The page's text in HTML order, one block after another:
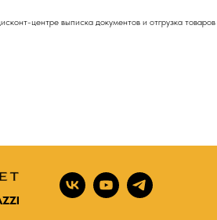
центре выписка документов и отгрузка товаров